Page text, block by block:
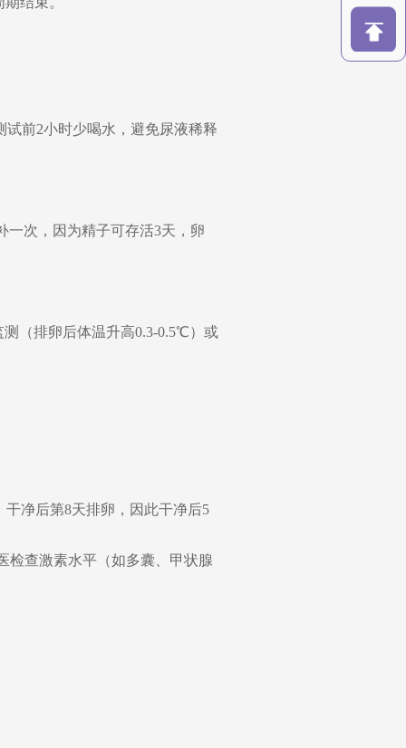
前2小时少喝水，避免尿液稀释
一次，因为精子可存活3天，卵
（排卵后体温升高0.3-0.5℃）或
净后第8天排卵，因此干净后5
检查激素水平（如多囊、甲状腺